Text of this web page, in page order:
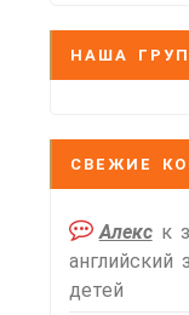
НАША
СВЕЖИЕ
Алекск
английский
детей